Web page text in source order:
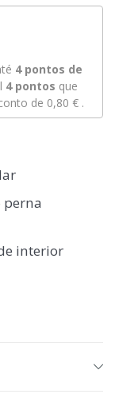
4pontos de
4pontos que
de 0,80 €.
perna
interior